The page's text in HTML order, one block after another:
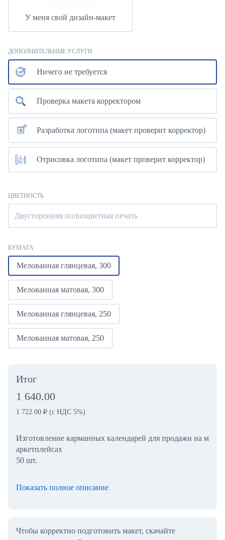
У меня свой дизайн-макет
ДОПОЛНИТЕЛЬНЫЕ УСЛУГИ
Ничего не требуется
Проверка макета корректором
Разработка логотипа (макет проверит корректор)
Отрисовка логотипа (макет проверит корректор)
ЦВЕТНОСТЬ
Двусторонняя полноцветная печать
БУМАГА
Мелованная глянцевая, 300
Мелованная матовая, 300
Мелованная глянцевая, 250
Мелованная матовая, 250
Итог
1 640.00
1 722.00 ₽ (с НДС 5%)
Изготовление карманных календарей для продажи на м
аркетплейсах
50 шт.
Показать полное описание
Чтобы корректно подготовить макет, скачайте